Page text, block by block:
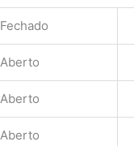
Fechado
Aberto
Aberto
Aberto